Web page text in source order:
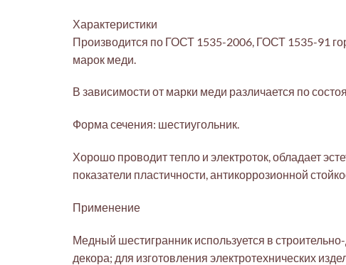
Характеристики
Производится по ГОСТ 1535-2006, ГОСТ 1535-91
марок меди.
В зависимости от марки меди различается по
Форма сечения: шестиугольник.
Хорошо проводит тепло и электроток, обладает
показатели пластичности, антикоррозионной
Применение
Медный шестигранник используется в
декора; для изготовления электротехнических